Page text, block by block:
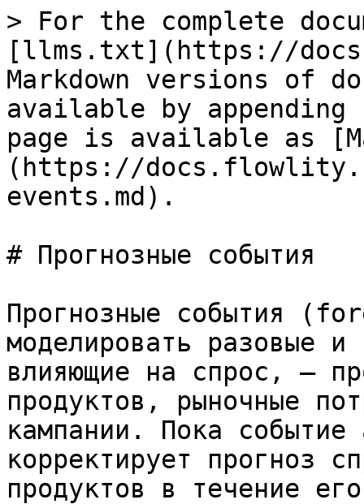
> For the complete
[llms.txt](https://
Markdown versions of
available by
page is available as
(https://
events.md).
# Прогнозные события
Прогнозные события
моделировать разовые и
влияющие на спрос, —
продуктов, рыночные
кампании. Пока
корректирует прогноз
продуктов в течение